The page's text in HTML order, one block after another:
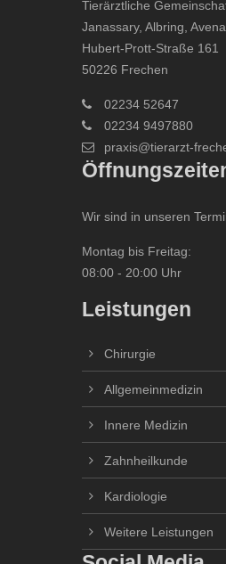
Tierärztliche
Janassary, Albring,
Hubert-Prott-Straße 161
50226 Frechen
02234 52647
02234 9497880
praxis@tierarzt-
Wir sind in unseren
Montag bis Freitag:
08:00 - 20:00 Uhr
Leistungen
Chirurgie
Allgemeinmedizin
Innere Medizin
Zahnheilkunde
Kardiologie
Weitere Leistungen